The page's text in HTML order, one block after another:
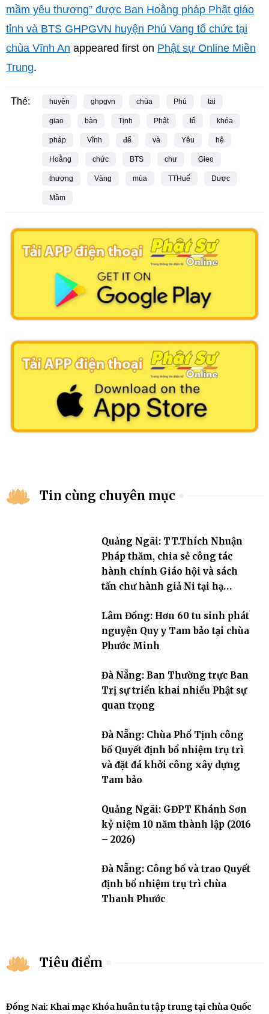
mầm yêu thương” được Ban Hoằng pháp Phật giáo
tỉnh và BTS GHPGVN huyện Phú Vang tổ chức tại
chùa Vĩnh An appeared first on Phật sự Online Miền
Trung.
Thẻ: huyện ghpgvn chùa Phú tai
giao bàn Tịnh Phật tổ khóa
pháp Vĩnh để và Yêu hệ
Hoằng chức BTS chư Gieo
thượng Vàng mùa TTHuế Dược
Mầm
Tin cùng chuyên mục
Quảng Ngãi: TT.Thích Nhuận
Pháp thăm, chia sẻ công tác
hành chính Giáo hội và sách
tấn chư hành giả Ni tại hạ
tỉnh
Lâm Đồng: Hơn 60 tu sinh phát
nguyện Quy y Tam bảo tại chùa
Phước Minh
Đà Nẵng: Ban Thường trực Ban
Trị sự triển khai nhiều Phật sự
quan trọng
Đà Nẵng: Chùa Phổ Tịnh công
bố Quyết định bổ nhiệm trụ trì
và đặt đá khởi công xây dựng
Tam bảo
Quảng Ngãi: GĐPT Khánh Sơn
kỷ niệm 10 năm thành lập (2016
– 2026)
Đà Nẵng: Công bố và trao Quyết
định bổ nhiệm trụ trì chùa
Thanh Phước
Tiêu điểm
Đồng Nai: Khai mạc Khóa huân tu tập trung tại chùa Quốc